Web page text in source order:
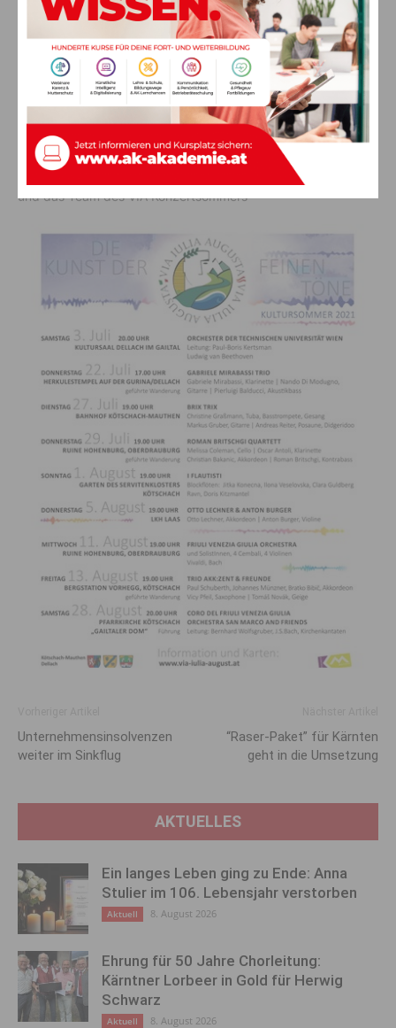
Egal ob Sie in unserer sensationell schönen Gegend zu Hause
sind, hier Ihre Sommerfrische verbringen, auf der Durchreise
sind oder zum extra zum Konzert reisen:
Für klangvolle Seelennahrung ist gesorgt.
Wir freuen uns auf Euch!
Mit Abstand, aber im Herzen ganz nah.
und das Team des VIA Konzertsommers
Unternehmensinsolvenzen
weiter im Sinkflug
“Raser-Paket” für Kärnten
geht in die Umsetzung
AKTUELLES
Ein langes Leben ging zu Ende: Anna
Stulier im 106. Lebensjahr verstorben
Aktuell 8. August 2026
Ehrung für 50 Jahre Chorleitung:
Kärntner Lorbeer in Gold für Herwig
Schwarz
Aktuell 8. August 2026